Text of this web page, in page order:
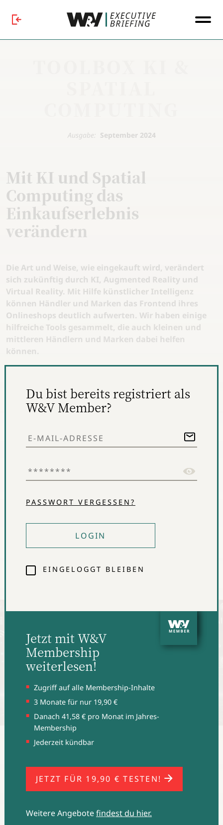
Ausgabe: September 2024
Mit KI und Spatial
Computing das
Einkaufserlebnis
verändern
Die Art und Weise, wie eingekauft wird, verändert
sich zukünftig durch KI, Augmented Reality und
Virtual Reality. Mit Hilfe künstlicher Intelligenz
können Händler und Marken das Frontend ihres
Onlineshops deutlich aufwerten. Wir haben einige
hilfreiche Tools gesammelt, die auch kleinen und
mittleren Händlern und Marken dabei helfen
können.
Übersicht
Frontnow Advisor
Spreadfilms
KI-Produktvideo-Generator auf Templatebasis
VisionAI
Automatisierte AR-, 3D- und 2D-Produktfotografie
Luma.ai
KI-Modell und App für AR- und 3D-Produktbilder
inspirierendes Einkaufserlebnis in der Übersicht. (Bild: Dall-E)
Jetzt mit W&V
Membership
weiterlesen!
Zugriff auf alle Membership-Inhalte
3 Monate für nur 19,90 €
Danach 41,58 € pro Monat im Jahres-
Membership
Jederzeit kündbar
JETZT FÜR 19,90 € TESTEN!
Weitere Angebotefindest du hier.
Du bist bereits registriert als
W&V Member?
PASSWORT VERGESSEN?
LOGIN
EINGELOGGT BLEIBEN